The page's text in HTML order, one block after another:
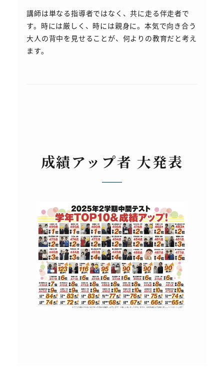
講師は単なる指導者ではなく、共に走る伴走者で
す。時には厳しく、時には親身に。本気で向き合う
大人の背中を見せることが、何よりの教育だと考え
ます。
成績アップ者 大発表